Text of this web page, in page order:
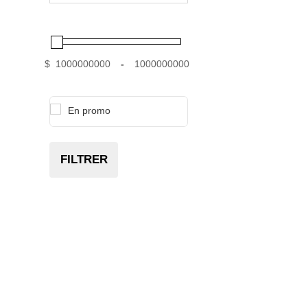
$ -
En promo
FILTRER